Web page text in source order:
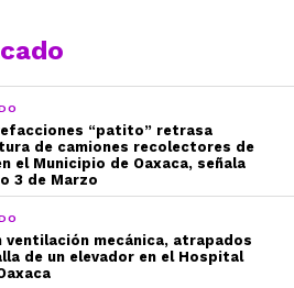
“patito” retrasa
de camiones recolectores de
el Municipio de Oaxaca, señala
3 de Marzo
ventilación mecánica, atrapados
de un elevador en el Hospital